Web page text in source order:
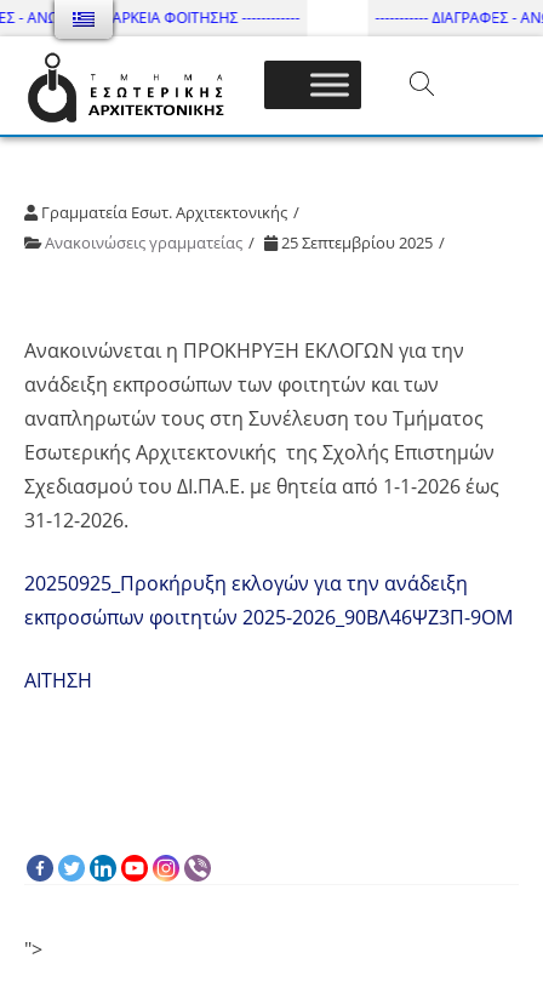
- ΑΝΩΤΑΤΗ ΔΙΑΡΚΕΙΑ ΦΟΙΤΗΣΗΣ ------------ ----------- ΔΙΑΓΡΑΦΕΣ -
Τμήμα Εσωτ. Αρχιτεκτονικής – ΔΙ.ΠΑ.Ε
Γραμματεία Εσωτ. Αρχιτεκτονικής
Ανακοινώσεις γραμματείας
25 Σεπτεμβρίου 2025
Ανακοινώνεται η ΠΡΟΚΗΡΥΞΗ ΕΚΛΟΓΩΝ για την
ανάδειξη εκπροσώπων των φοιτητών και των
αναπληρωτών τους στη Συνέλευση του Τμήματος
Εσωτερικής Αρχιτεκτονικής της Σχολής Επιστημών
Σχεδιασμού του ΔΙ.ΠΑ.Ε. με θητεία από 1-1-2026 έως
31-12-2026.
20250925_Προκήρυξη εκλογών για την ανάδειξη
εκπροσώπων φοιτητών 2025-2026_90ΒΛ46ΨΖ3Π-9ΟΜ
ΑΙΤΗΣΗ
">